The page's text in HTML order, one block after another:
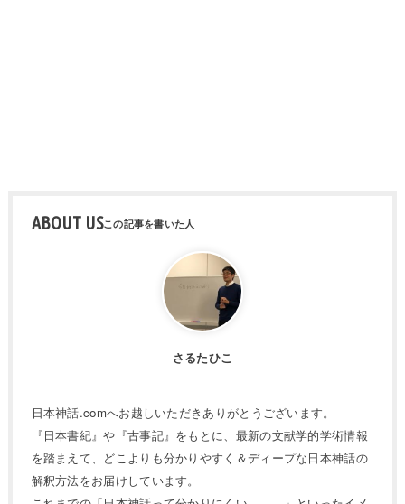
ABOUT US
さるたひこ
日本神話.comへお越しいただきありがとうございます。
『日本書紀』や『古事記』をもとに、最新の文献学的学術情報
を踏まえて、どこよりも分かりやすく＆ディープな日本神話の
解釈方法をお届けしています。